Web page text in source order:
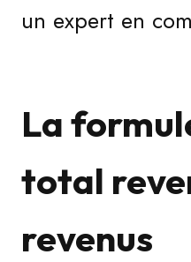
un expert en
La
total
revenus